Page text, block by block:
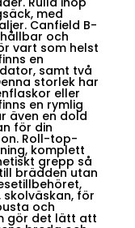
med
Canfield B-
och
vart som helst
en
samt två
storlek har
eller
en rymlig
även en dold
för din
Roll-top-
komplett
grepp så
brädden utan
för
och
gör det lätt att